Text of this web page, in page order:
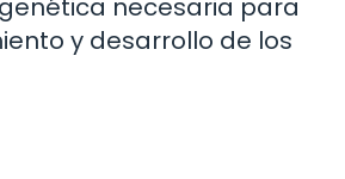
y desarrollo de los